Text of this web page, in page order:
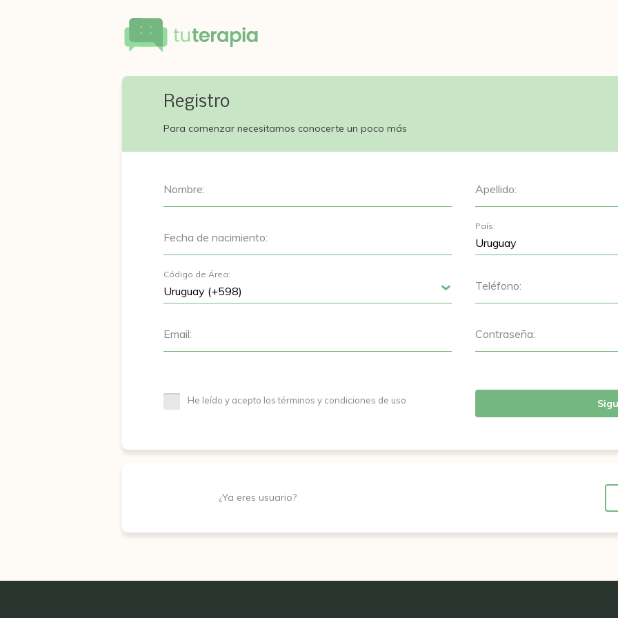
Registro
Para comenzar necesitamos conocerte un poco más
Nombre: Apellido:
Fecha de nacimiento:
País:
Código de Área:
Teléfono:
Email: Contraseña:
He leído y acepto los términos y condiciones de uso
¿Ya eres usuario?